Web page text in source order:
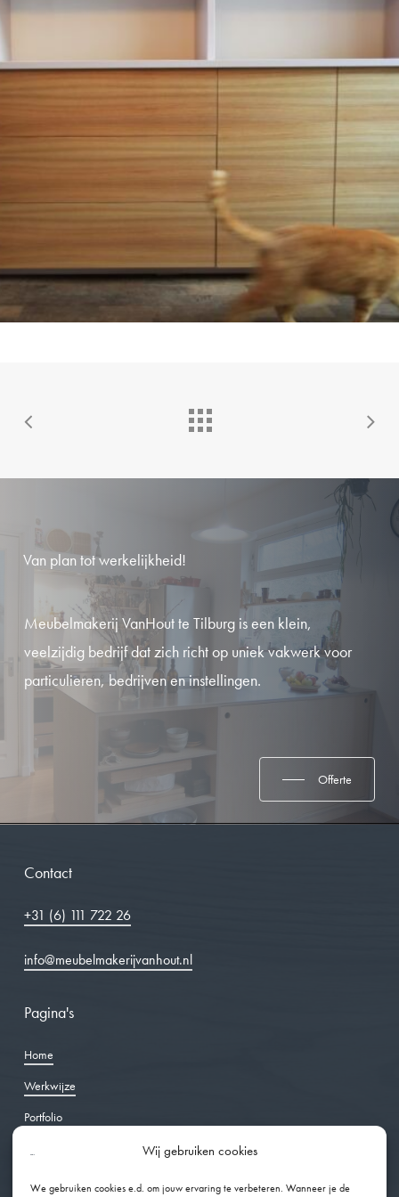
Wij gebruiken cookies
We gebruiken cookies e.d. om jouw ervaring te verbeteren. Wanneer je de
Van plantotwerkelijkheid!
Meubelmakerij VanHout te Tilburg is een klein,
veelzijdig bedrijf dat zich richt op uniek vakwerk voor
particulieren, bedrijven en instellingen.
Offerte
Contact
+31 (6) 111 722 26
info@meubelmakerijvanhout.nl
Pagina's
Home
Werkwijze
Portfolio